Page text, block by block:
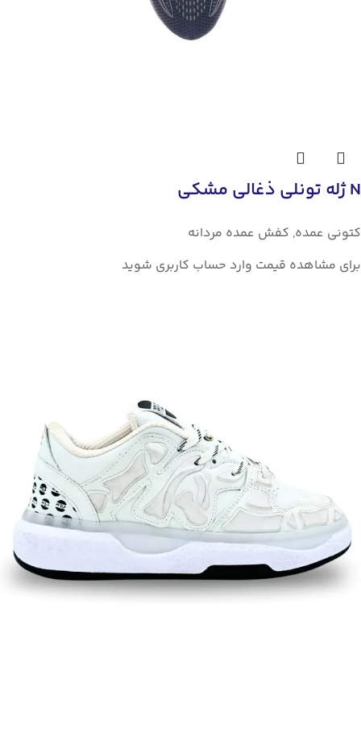
N ژله تونلی ذغالی مشکی
کتونی عمده, کفش عمده مردانه
برای مشاهده قیمت وارد حساب کاربری شوید